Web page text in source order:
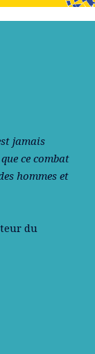
jamais
ce combat
hommes et
du